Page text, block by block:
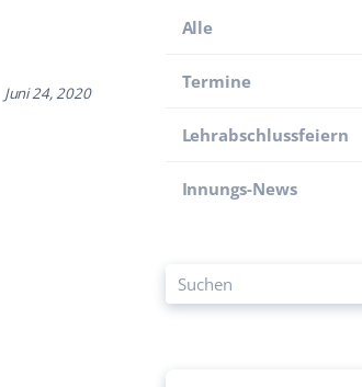
Juni 24, 2020
Alle
Termine
Lehr­abschluss­feiern
Innungs-News